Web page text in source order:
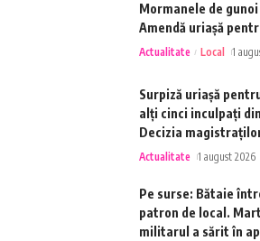
Mormanele de
Amendă uriașă
Actualitate Local 1
Surpiză uriașă
alți cinci inculpați
Decizia
Actualitate 1 august 2026
Pe surse: Bătaie
patron de local.
militarul a sărit în